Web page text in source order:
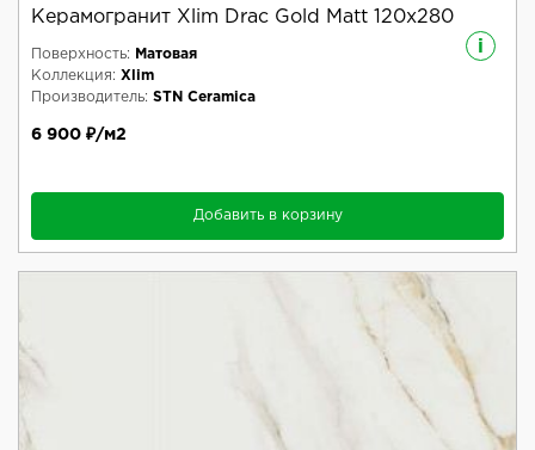
Керамогранит Xlim Drac Gold Matt 120x280
i
Поверхность:
Матовая
Коллекция: Xlim
Производитель: STN Ceramica
6 900 ₽/м2
Добавить в корзину